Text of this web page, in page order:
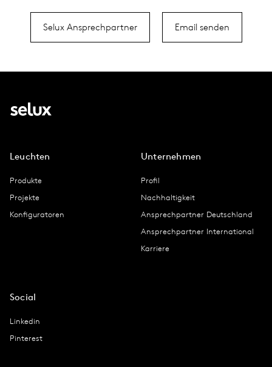
Selux Ansprechpartner Email senden
Leuchten
Produkte
Projekte
Konfiguratoren
Unternehmen
Profil
Nachhaltigkeit
Ansprechpartner Deutschland
Ansprechpartner International
Karriere
Social
Linkedin
Pinterest